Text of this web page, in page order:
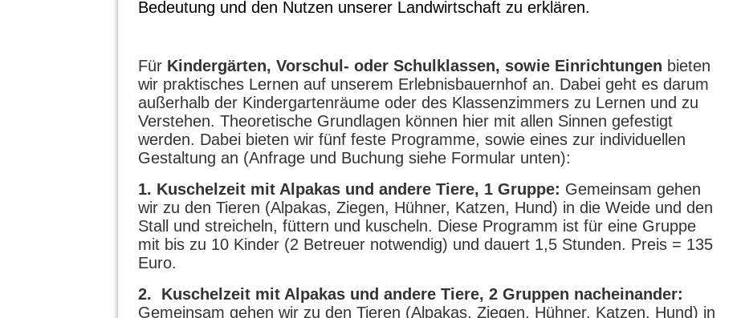
Bedeutung und den Nutzen unserer Landwirtschaft zu erklären.
Für Kindergärten, Vorschul- oder Schulklassen, sowie Einrichtungen bieten
wir praktisches Lernen auf unserem Erlebnisbauernhof an. Dabei geht es darum
außerhalb der Kindergartenräume oder des Klassenzimmers zu Lernen und zu
Verstehen. Theoretische Grundlagen können hier mit allen Sinnen gefestigt
werden. Dabei bieten wir fünf feste Programme, sowie eines zur individuellen
Gestaltung an (Anfrage und Buchung siehe Formular unten):
1. Kuschelzeit mit Alpakas und andere Tiere, 1 Gruppe: Gemeinsam gehen
wir zu den Tieren (Alpakas, Ziegen, Hühner, Katzen, Hund) in die Weide und den
Stall und streicheln, füttern und kuscheln. Diese Programm ist für eine Gruppe
mit bis zu 10 Kinder (2 Betreuer notwendig) und dauert 1,5 Stunden. Preis = 135
Euro.
2. Kuschelzeit mit Alpakas und andere Tiere, 2 Gruppen nacheinander:
Gemeinsam gehen wir zu den Tieren (Alpakas, Ziegen, Hühner, Katzen, Hund) in